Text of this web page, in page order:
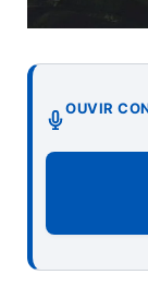
OUVIR